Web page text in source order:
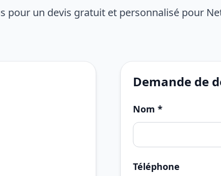
pour un devis gratuit et personnalisé pour
Demande de
Nom *
Téléphone